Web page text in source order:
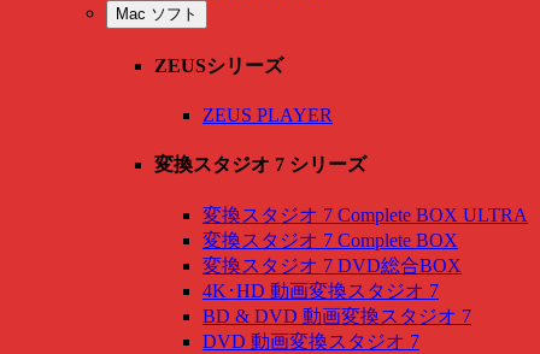
Mac ソフト
ZEUSシリーズ
ZEUS PLAYER
変換スタジオ 7 シリーズ
変換スタジオ 7 Complete BOX ULTRA
変換スタジオ 7 Complete BOX
変換スタジオ 7 DVD総合BOX
4K･HD 動画変換スタジオ 7
BD & DVD 動画変換スタジオ 7
DVD 動画変換スタジオ 7